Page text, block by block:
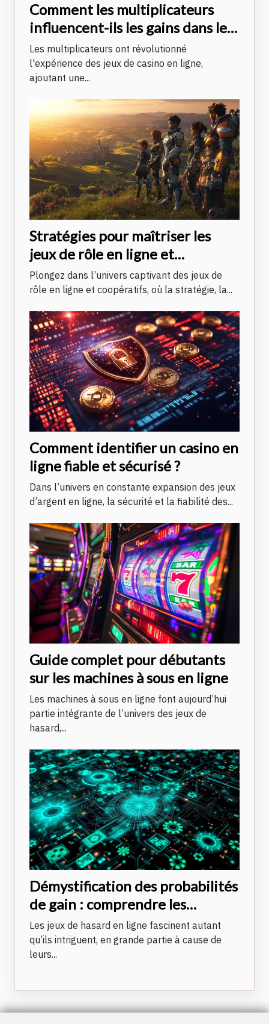
Comment les multiplicateurs
influencent-ils les gains dans les
jeux de casino en ligne ?
Les multiplicateurs ont révolutionné
l'expérience des jeux de casino en ligne,
ajoutant une...
Stratégies pour maîtriser les
jeux de rôle en ligne et
coopératifs
Plongez dans l’univers captivant des jeux de
rôle en ligne et coopératifs, où la stratégie, la...
Comment identifier un casino en
ligne fiable et sécurisé ?
Dans l’univers en constante expansion des jeux
d’argent en ligne, la sécurité et la fiabilité des...
Guide complet pour débutants
sur les machines à sous en ligne
Les machines à sous en ligne font aujourd’hui
partie intégrante de l’univers des jeux de
hasard,...
Démystification des probabilités
de gain : comprendre les
algorithmes des casinos en ligne
Les jeux de hasard en ligne fascinent autant
qu’ils intriguent, en grande partie à cause de
leurs...